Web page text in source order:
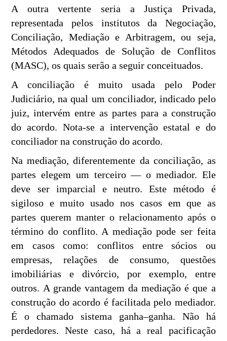
A outra vertente seria a Justiça Privada,
representada pelos institutos da Negociação,
Conciliação, Mediação e Arbitragem, ou seja,
Métodos Adequados de Solução de Conflitos
(MASC), os quais serão a seguir conceituados.
A conciliação é muito usada pelo Poder
Judiciário, na qual um conciliador, indicado pelo
juiz, intervém entre as partes para a construção
do acordo. Nota-se a intervenção estatal e do
conciliador na construção do acordo.
Na mediação, diferentemente da conciliação, as
partes elegem um terceiro — o mediador. Ele
deve ser imparcial e neutro. Este método é
sigiloso e muito usado nos casos em que as
partes querem manter o relacionamento após o
término do conflito. A mediação pode ser feita
em casos como: conflitos entre sócios ou
empresas, relações de consumo, questões
imobiliárias e divórcio, por exemplo, entre
outros. A grande vantagem da mediação é que a
construção do acordo é facilitada pelo mediador.
É o chamado sistema ganha–ganha. Não há
perdedores. Neste caso, há a real pacificação